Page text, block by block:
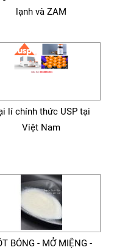
lạnh và ZAM
lí chính thức USP tại
Việt Nam
BÓNG - MỞ MIỆNG -